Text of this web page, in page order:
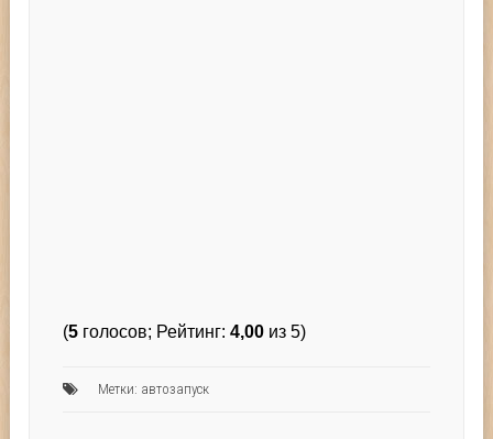
(5 голосов; Рейтинг:4,00 из 5)
Метки: автозапуск